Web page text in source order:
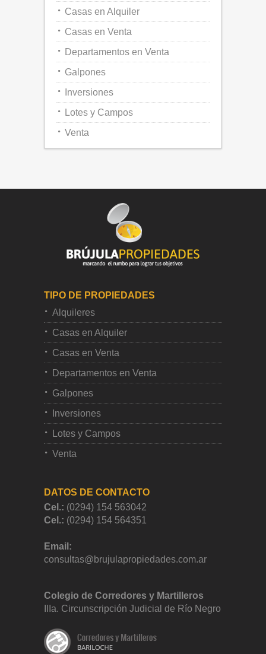
Casas en Alquiler
Casas en Venta
Departamentos en Venta
Galpones
Inversiones
Lotes y Campos
Venta
TIPO DE PROPIEDADES
Alquileres
Casas en Alquiler
Casas en Venta
Departamentos en Venta
Galpones
Inversiones
Lotes y Campos
Venta
DATOS DE CONTACTO
Cel.: (0294) 154 563042
Cel.: (0294) 154 564351
Email:
consultas@brujulapropiedades.com.ar
Colegio de Corredores y Martilleros
IIIa. Circunscripción Judicial de Río Negro